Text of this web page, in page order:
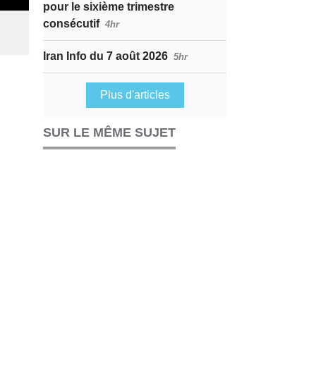
pour le sixième trimestre
consécutif 4hr
Iran Info du 7 août 2026 5hr
Plus d'articles
SUR LE MÊME SUJET